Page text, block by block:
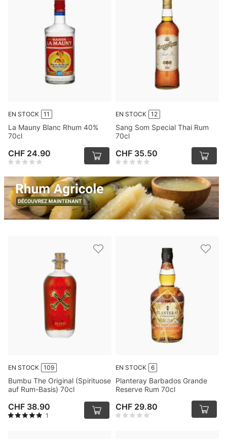
EN STOCK 11
La Mauny Blanc Rhum 40%
70cl
CHF 24.90
EN STOCK 12
Sang Som Special Thai Rum
70cl
CHF 35.50
EN STOCK 109
Bumbu The Original (Spirituose
auf Rum-Basis) 70cl
CHF 38.90
1
EN STOCK 6
Planteray Barbados Grande
Reserve Rum 70cl
CHF 29.80